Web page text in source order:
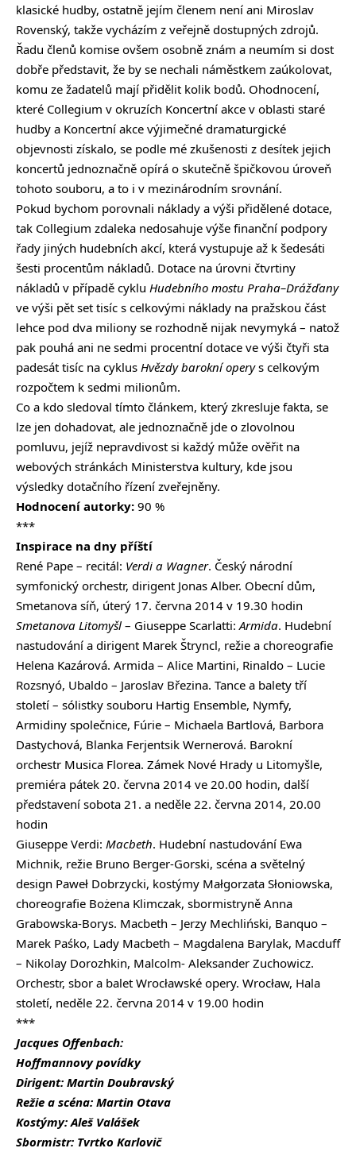
klasické hudby, ostatně jejím členem není ani Miroslav
Rovenský, takže vycházím z veřejně dostupných zdrojů.
Řadu členů komise ovšem osobně znám a neumím si dost
dobře představit, že by se nechali náměstkem zaúkolovat,
komu ze žadatelů mají přidělit kolik bodů. Ohodnocení,
které Collegium v okruzích Koncertní akce v oblasti staré
hudby a Koncertní akce výjimečné dramaturgické
objevnosti získalo, se podle mé zkušenosti z desítek jejich
koncertů jednoznačně opírá o skutečně špičkovou úroveň
tohoto souboru, a to i v mezinárodním srovnání.
Pokud bychom porovnali náklady a výši přidělené dotace,
tak Collegium zdaleka nedosahuje výše finanční podpory
řady jiných hudebních akcí, která vystupuje až k šedesáti
šesti procentům nákladů. Dotace na úrovni čtvrtiny
nákladů v případě cyklu Hudebního mostu Praha–Drážďany
ve výši pět set tisíc s celkovými náklady na pražskou část
lehce pod dva miliony se rozhodně nijak nevymyká – natož
pak pouhá ani ne sedmi procentní dotace ve výši čtyři sta
padesát tisíc na cyklus Hvězdy barokní operys celkovým
rozpočtem k sedmi milionům.
Co a kdo sledoval tímto článkem, který zkresluje fakta, se
lze jen dohadovat, ale jednoznačně jde o zlovolnou
pomluvu, jejíž nepravdivost si každý může ověřit na
webových stránkách Ministerstva kultury, kde jsou
výsledky dotačního řízení zveřejněny.
Hodnocení autorky: 90 %
***
Inspirace na dny příští
René Pape – recitál: Verdi a Wagner. Český národní
symfonický orchestr, dirigent Jonas Alber. Obecní dům,
Smetanova síň, úterý 17. června 2014 v 19.30 hodin
Smetanova Litomyšl – Giuseppe Scarlatti:Armida. Hudební
nastudování a dirigent Marek Štryncl, režie a choreografie
Helena Kazárová. Armida – Alice Martini, Rinaldo – Lucie
Rozsnyó, Ubaldo – Jaroslav Březina. Tance a balety tří
století – sólistky souboru Hartig Ensemble, Nymfy,
Armidiny společnice, Fúrie – Michaela Bartlová, Barbora
Dastychová, Blanka Ferjentsik Wernerová. Barokní
orchestr Musica Florea. Zámek Nové Hrady u Litomyšle,
premiéra pátek 20. června 2014 ve 20.00 hodin, další
představení sobota 21. a neděle 22. června 2014, 20.00
hodin
Giuseppe Verdi: Macbeth. Hudební nastudování Ewa
Michnik, režie Bruno Berger-Gorski, scéna a světelný
design Paweł Dobrzycki, kostýmy Małgorzata Słoniowska,
choreografie Bożena Klimczak, sbormistryně Anna
Grabowska-Borys. Macbeth – Jerzy Mechliński, Banquo –
Marek Paśko, Lady Macbeth – Magdalena Barylak, Macduff
– Nikolay Dorozhkin, Malcolm- Aleksander Zuchowicz.
Orchestr, sbor a balet Wrocławské opery. Wrocław, Hala
století, neděle 22. června 2014 v 19.00 hodin
***
Jacques Offenbach:
Hoffmannovy povídky
Dirigent: Martin Doubravský
Režie a scéna: Martin Otava
Kostýmy: Aleš Valášek
Sbormistr: Tvrtko Karlovič